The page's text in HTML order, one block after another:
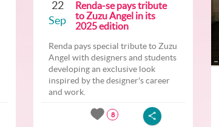
22
Sep
Renda-se pays tribute
to Zuzu Angel in its
2025 edition
Renda pays special tribute to Zuzu
Angel with designers and students
developing an exclusive look
inspired by the designer's career
and work.
8